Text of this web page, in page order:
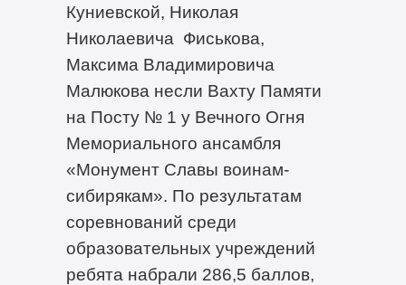
Куниевской, Николая
Николаевича Фиськова,
Максима Владимировича
Малюкова несли Вахту Памяти
на Посту № 1 у Вечного Огня
Мемориального ансамбля
«Монумент Славы воинам-
сибирякам». По результатам
соревнований среди
образовательных учреждений
ребята набрали 286,5 баллов,